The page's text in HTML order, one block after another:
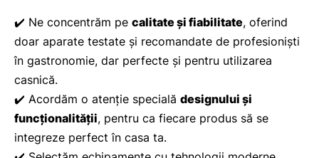
✔️ Ne concentrăm pe calitate și fiabilitate, oferind
doar aparate testate și recomandate de profesioniști
în gastronomie, dar perfecte și pentru utilizarea
casnică.
✔️ Acordăm o atenție specială designului și
funcționalității, pentru ca fiecare produs să se
integreze perfect în casa ta.